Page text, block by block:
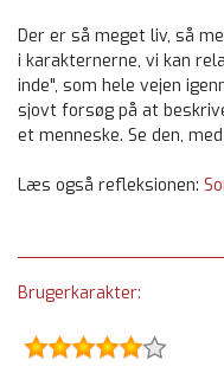
Der er så meget liv, så
i karakternerne, vi kan
inde", som hele vejen
sjovt forsøg på at
et menneske. Se den,
Læs også refleksionen:
Brugerkarakter: